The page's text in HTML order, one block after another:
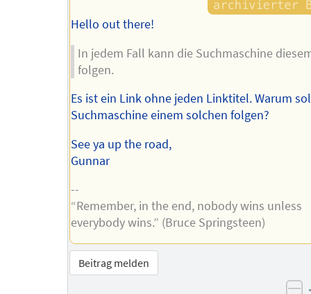
Hello out there!
In jedem Fall kann die Suchmaschine
folgen.
Es ist ein Link ohne jeden Linktitel. Warum
Suchmaschine einem solchen folgen?
See ya up the road,
Gunnar
--
“Remember, in the end, nobody wins unless
everybody wins.” (Bruce Springsteen)
Beitrag melden